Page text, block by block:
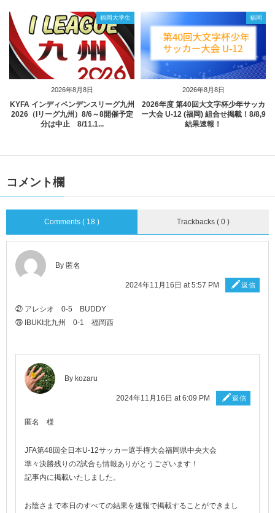
2026年8月8日
福岡大学生
KYFA インディペンデンスリーグ九州
2026（Iリーグ九州）8/6～8開催予定
分は中止 8/11.1...
2026年8月8日
福岡
2026年度 第40回大文字杯少年サッカ
ー大会 U-12 (福岡) 組合せ掲載！8/8,9
結果速報！
コメント欄
Comments ( 18 ) Trackbacks ( 0 )
By 匿名
2024年11月16日 at 5:57 PM 返信
㉗ アレシオ 0-5 BUDDY
㉘ IBUKI北九州 0-1 福岡西
By kozaru
2024年11月16日 at 6:09 PM 返信
匿名 様
JFA第48回全日本U-12サッカー選手権大会福岡県中央大会
準々決勝残りの2試合も情報ありがとうございます！
記事内に掲載いたしました。
お陰さまで本日のすべての結果を速報で掲載することができまし